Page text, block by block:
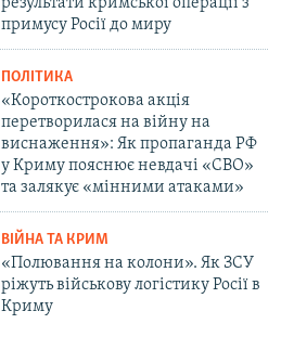
примусу Росії до миру
ПОЛІТИКА
«Короткострокова акція
перетворилася на війну на
виснаження»: Як пропаганда РФ
у Криму пояснює невдачі «СВО»
та залякує «мінними атаками»
ВІЙНА ТА КРИМ
«Полювання на колони». Як ЗСУ
ріжуть військову логістику Росії в
Криму